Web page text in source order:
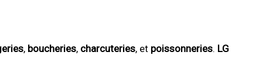
, boucheries, charcuteries, et poissonneries. LG